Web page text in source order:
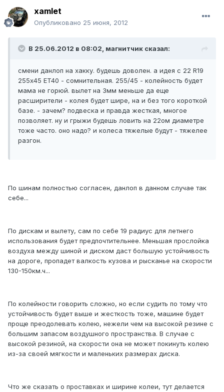
xamlet
Опубликовано 25 июня, 2012
В 25.06.2012 в 08:02, магнитчик сказал:
смени данлоп на хакку. будешь доволен. а идея с 22 R19
255х45 ET40 - сомнительная. 255/45 - колейность будет
мама не горюй. вылет на 3мм меньше да еще
расширители - колея будет шире, на и без того короткой
базе. - зачем? подвеска и правда жесткая, многое
позволяет. ну и грыжи будешь ловить на 22ом диаметре
тоже часто. оно надо? и колеса тяжелые будут - тяжелее
разгон.
По шинам полностью согласен, данлоп в данном случае так
себе...
По дискам и вылету, сам по себе 19 радиус для летнего
использования будет предпочтительнее. Меньшая прослойка
воздуха между шиной и диском даст большую устойчивость
на дороге, пропадет валкость кузова и рысканье на скорости
130-150км.ч...
По колейности говорить сложно, но если судить по тому что
устойчивость будет выше и жесткость тоже, машине будет
проще преодолевать колею, нежели чем на высокой резине с
большим запасом воздушного пространства. В случае с
высокой резиной, на скорости она не может покинуть колею
из-за своей мягкости и маленьких размерах диска.
Что же сказать о проставках и ширине колеи, тут делается